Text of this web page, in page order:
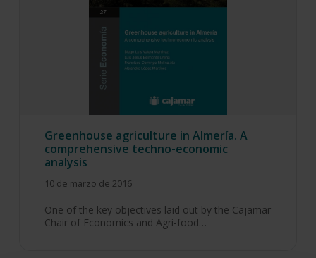
Greenhouse agriculture in Almería. A
comprehensive techno-economic
analysis
10 de marzo de 2016
One of the key objectives laid out by the Cajamar
Chair of Economics and Agri-food…